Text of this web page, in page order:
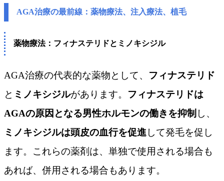
AGA治療の最前線：薬物療法、注入療法、植毛
薬物療法：フィナステリドとミノキシジル
AGA治療の代表的な薬物として、 フィナステリド
と ミノキシジルがあります。 フィナステリドは
AGAの原因となる男性ホルモンの働きを抑制 し、
ミノキシジルは頭皮の血行を促進して発毛を促し
ます。これらの薬剤は、単独で使用される場合も
あれば、併用される場合もあります。